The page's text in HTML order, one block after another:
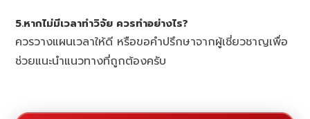
5.หากไม่มีเวลาทำวิจัย ควรทำอย่างไร?
ควรวางแผนเวลาให้ดี หรือขอคำปรึกษาจากผู้เชี่ยวชาญเพื่อ
ช่วยแนะนำแนวทางที่ถูกต้องครับ